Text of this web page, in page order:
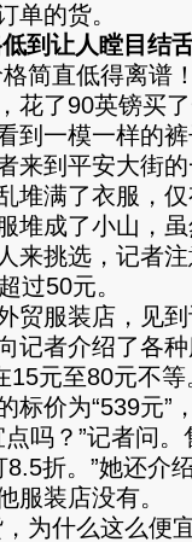
单的货。
到让人瞠目结
直低得离谱
花了90英镑买
到一模一样的
到平安大街的
堆满了衣服，
堆成了小山，
来挑选，记者
过50元。
服装店，见到
记者介绍了各
15元至80元不
标价为“539元”
吗？”记者问
折。”她还介
服装店没有。
什么这么便